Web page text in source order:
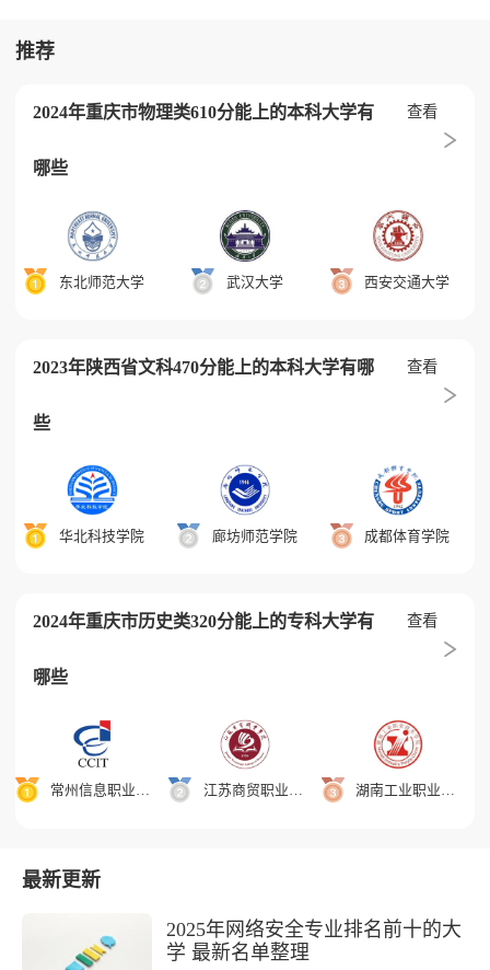
推荐
2024年重庆市物理类610分能上的本科大学有
哪些
查看
东北师范大学 武汉大学 西安交通大学
2023年陕西省文科470分能上的本科大学有哪
些
查看
华北科技学院 廊坊师范学院 成都体育学院
2024年重庆市历史类320分能上的专科大学有
哪些
查看
常州信息职业技术学院 江苏商贸职业学院 湖南工业职业技术学院
最新更新
2025年网络安全专业排名前十的大
学 最新名单整理